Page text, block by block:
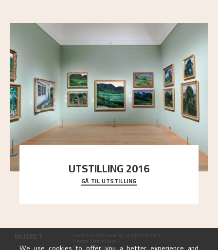
UTSTILLING 2016
En komplett oversikt over Nikolai Astrups
utstillinger, fra debuten i 1900 og frem til i dag.
GÅ TIL UTSTILLING
NO-5008 Bergen